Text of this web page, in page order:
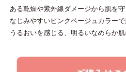
ある乾燥や紫外線ダメージから肌を
なじみやすいピンクベージュカラー
うるおいを感じる、明るいなめらか肌